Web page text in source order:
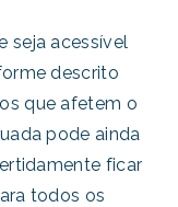
seja acessível
descrito
que afetem o
pode ainda
ficar
todos os